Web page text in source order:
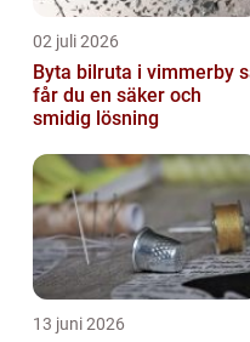
02 juli 2026
Byta bilruta i vimmerby så
får du en säker och
smidig lösning
13 juni 2026